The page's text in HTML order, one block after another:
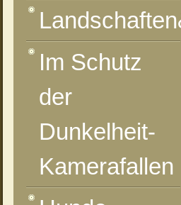
Im Schutz
der
Dunkelheit-
Kamerafallen